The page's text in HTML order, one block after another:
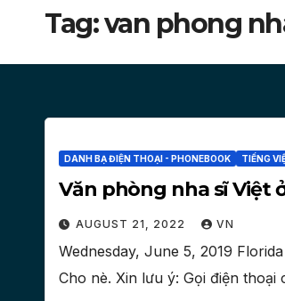
Tag:van phong
DANH BẠ ĐIỆN THOẠI - PHONEBOOK TIẾNG
Văn phòng nha sĩ Việt
AUGUST 21, 2022 VN
Wednesday, June 5, 2019
Cho nè. Xin lưu ý: Gọi điện